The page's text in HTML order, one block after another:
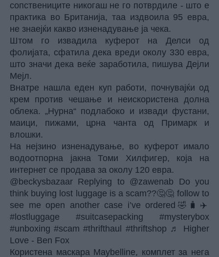
сопствениците никогаш не го потврдиле - што е
практика во Британија, таа издвоила 95 евра,
не знаејќи какво изненадување ја чека.
Штом го извадила куферот на Делси од
фолијата, сфатила дека вреди околу 330 евра,
што значи дека веќе заработила, пишува Дејли
Мејл.
Внатре нашла еден куп работи, почнувајќи од
крем против чешање и неискористена долна
облека. „Нурна“ подлабоко и извади фустани,
маици, пижами, црна чанта од Примарк и
влошки.
На нејзино изненадување, во куферот имало
водоотпорна јакна Томи Хилфигер, која на
интернет се продава за околу 120 евра.
@beckysbazaar Replying to @zawenab Do you
think buying lost luggage is a scam??🤔🤔 follow to
see me open another case i’ve ordered🤣🧳✈️
#lostluggage
#suitcasepacking
#mysterybox
#unboxing #scam #thrifthaul #thriftshop ♬ Higher
Love - Ben Fox
Користена маскара Maybelline, комплет за нега